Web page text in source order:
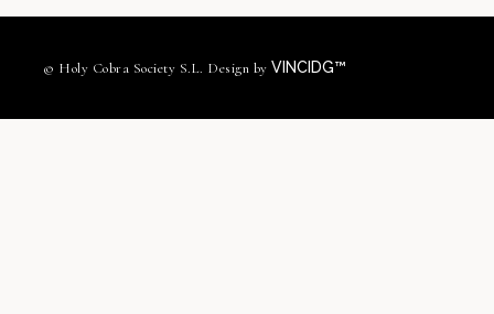
© Holy Cobra Society S.L. Design by VINCIDG™